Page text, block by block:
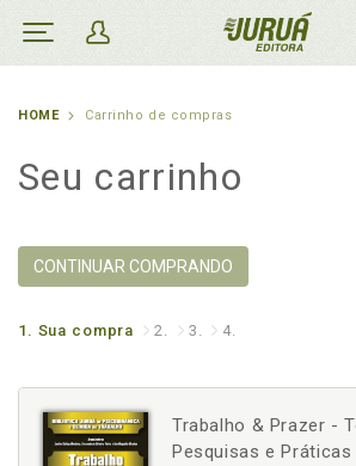
HOME Carrinho de compras
Seu carrinho
CONTINUAR COMPRANDO
1. Sua compra 2. 3. 4.
Trabalho & Prazer -
Pesquisas e